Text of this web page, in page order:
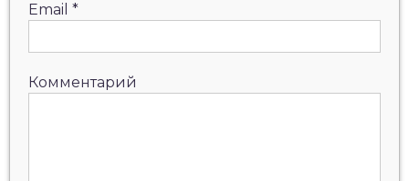
Email *
Комментарий